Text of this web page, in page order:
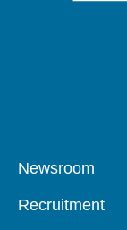
Pied
Newsroom
Recruitment